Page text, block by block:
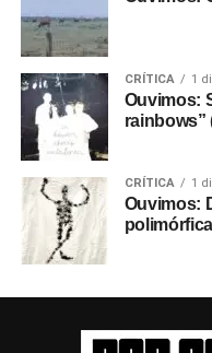
CRÍTICA 1
Ouvimos:
rainbows”
CRÍTICA 1
Ouvimos: